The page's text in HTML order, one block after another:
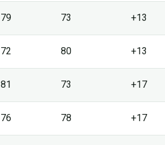
79 73 +13
72 80 +13
81 73 +17
76 78 +17